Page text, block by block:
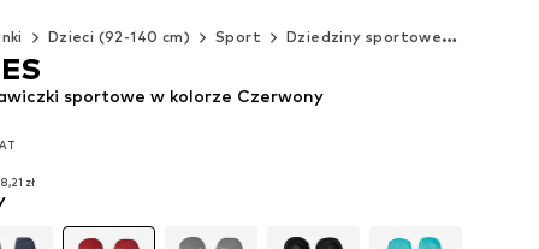
Dzieci (92-140 cm) Sport Dziedziny sportowe
zł
zł
sportowe w kolorze Czerwony